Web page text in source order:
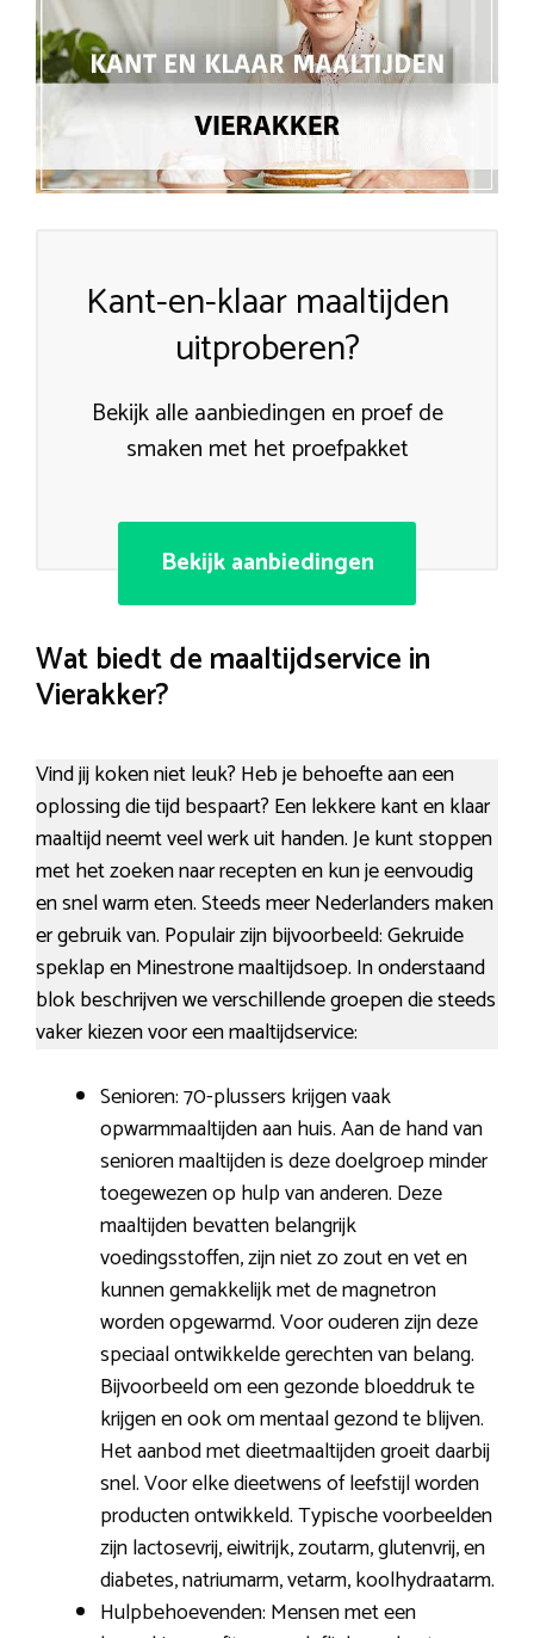
Kant-en-klaar maaltijden
uitproberen?
Bekijk alle aanbiedingen en proef de
smaken met het proefpakket
Bekijk aanbiedingen
Wat biedt de maaltijdservice in
Vierakker?
Vind jij koken niet leuk? Heb je behoefte aan een
oplossing die tijd bespaart? Een lekkere kant en klaar
maaltijd neemt veel werk uit handen. Je kunt stoppen
met het zoeken naar recepten en kun je eenvoudig
en snel warm eten. Steeds meer Nederlanders maken
er gebruik van. Populair zijn bijvoorbeeld: Gekruide
speklap en Minestrone maaltijdsoep. In onderstaand
blok beschrijven we verschillende groepen die steeds
vaker kiezen voor een maaltijdservice:
Senioren: 70-plussers krijgen vaak
opwarmmaaltijden aan huis. Aan de hand van
senioren maaltijden is deze doelgroep minder
toegewezen op hulp van anderen. Deze
maaltijden bevatten belangrijk
voedingsstoffen, zijn niet zo zout en vet en
kunnen gemakkelijk met de magnetron
worden opgewarmd. Voor ouderen zijn deze
speciaal ontwikkelde gerechten van belang.
Bijvoorbeeld om een gezonde bloeddruk te
krijgen en ook om mentaal gezond te blijven.
Het aanbod met dieetmaaltijden groeit daarbij
snel. Voor elke dieetwens of leefstijl worden
producten ontwikkeld. Typische voorbeelden
zijn lactosevrij, eiwitrijk, zoutarm, glutenvrij, en
diabetes, natriumarm, vetarm, koolhydraatarm.
Hulpbehoevenden: Mensen met een